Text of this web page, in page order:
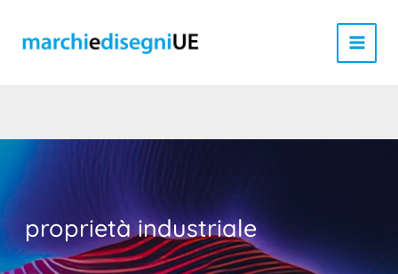
contenuto
proprietà industriale